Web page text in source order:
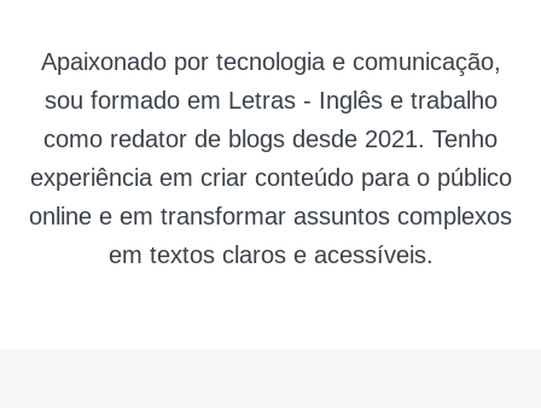
Apaixonado por tecnologia e comunicação,
sou formado em Letras - Inglês e trabalho
como redator de blogs desde 2021. Tenho
experiência em criar conteúdo para o público
online e em transformar assuntos complexos
em textos claros e acessíveis.